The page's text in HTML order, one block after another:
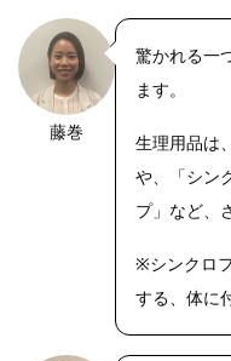
藤巻
驚かれる一
ます。
生理用品は
や、「シン
プ」など、
※シンクロ
する、体に